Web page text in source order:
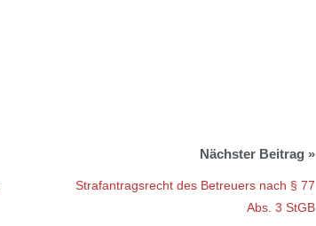
Strafantragsrecht des Betreuers nach § 77
Abs. 3 StGB